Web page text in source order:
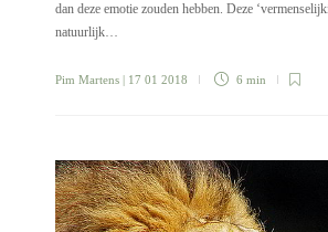
dan deze emotie zouden hebben. Deze
natuurlijk…
Pim Martens | 17 01 2018 6 min